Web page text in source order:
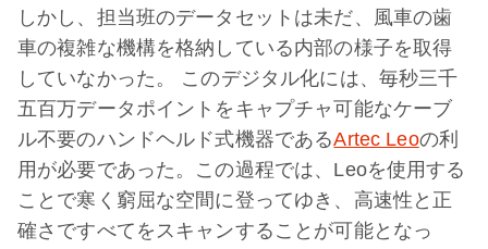
しかし、担当班のデータセットは未だ、風車の歯
車の複雑な機構を格納している内部の様子を取得
していなかった。 このデジタル化には、毎秒三千
五百万データポイントをキャプチャ可能なケーブ
ル不要のハンドヘルド式機器であるArtec Leoの利
用が必要であった。この過程では、Leoを使用する
ことで寒く窮屈な空間に登ってゆき、高速性と正
確さですべてをスキャンすることが可能となっ